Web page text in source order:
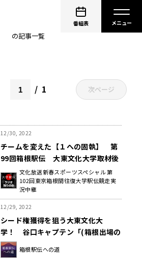
番組表
の記事一覧
1 次ページ
12/30, 2022
チームを変えた【１への固執】 第
99回箱根駅伝 大東文化大学取材後
記 文化放送新春スポーツスペシャル 第
102回東京箱根間往復大学駅伝競走実
況中継
12/29, 2022
シード権獲得を狙う大東文化大
学！ 谷口キャプテン「(箱根出場の
要因は)1への固執」～箱根駅伝への
道～
箱根駅伝への道